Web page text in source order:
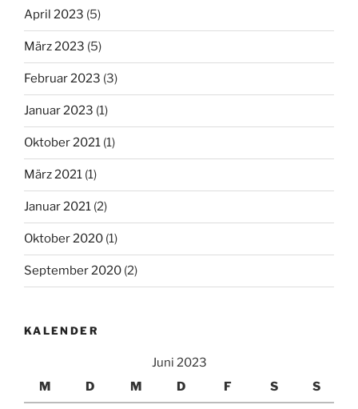
April 2023 (5)
März 2023 (5)
Februar 2023 (3)
Januar 2023 (1)
Oktober 2021 (1)
März 2021 (1)
Januar 2021 (2)
Oktober 2020 (1)
September 2020 (2)
KALENDER
Juni 2023
M
D M D F S S